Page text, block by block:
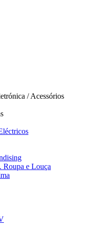
/ Acessórios
Roupa e Louça